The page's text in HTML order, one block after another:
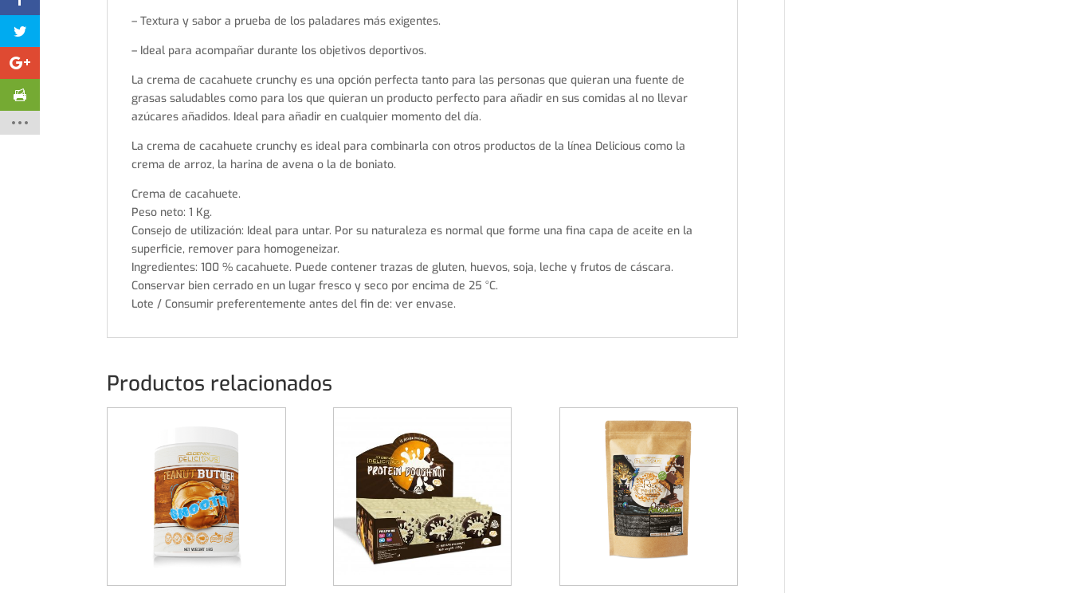
– Textura y sabor a prueba de los paladares más exigentes.
– Ideal para acompañar durante los objetivos deportivos.
La crema de cacahuete crunchy es una opción perfecta tanto para las personas que quieran una fuente de
grasas saludables como para los que quieran un producto perfecto para añadir en sus comidas al no llevar
azúcares añadidos. Ideal para añadir en cualquier momento del día.
La crema de cacahuete crunchy es ideal para combinarla con otros productos de la línea Delicious como la
crema de arroz, la harina de avena o la de boniato.
Crema de cacahuete.
Peso neto: 1 Kg.
Consejo de utilización: Ideal para untar. Por su naturaleza es normal que forme una fina capa de aceite en la
superficie, remover para homogeneizar.
Ingredientes: 100 % cacahuete. Puede contener trazas de gluten, huevos, soja, leche y frutos de cáscara.
Conservar bien cerrado en un lugar fresco y seco por encima de 25 °C.
Lote / Consumir preferentemente antes del fin de: ver envase.
Productos relacionados